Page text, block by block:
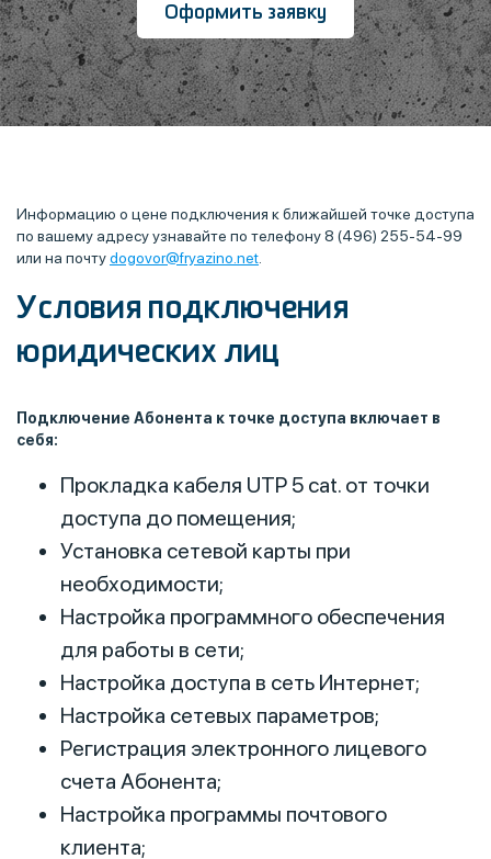
Оформить заявку
Информацию о цене подключения к ближайшей точке доступа
по вашему адресу узнавайте по телефону 8 (496) 255-54-99
или на почтуdogovor@fryazino.net.
Условия подключения
юридических лиц
Подключение Абонента к точке доступа включает в
себя:
Прокладка кабеля UTP 5 сat. от точки
доступа до помещения;
Установка сетевой карты при
необходимости;
Настройка программного обеспечения
для работы в сети;
Настройка доступа в сеть Интернет;
Настройка сетевых параметров;
Регистрация электронного лицевого
счета Абонента;
Настройка программы почтового
клиента;